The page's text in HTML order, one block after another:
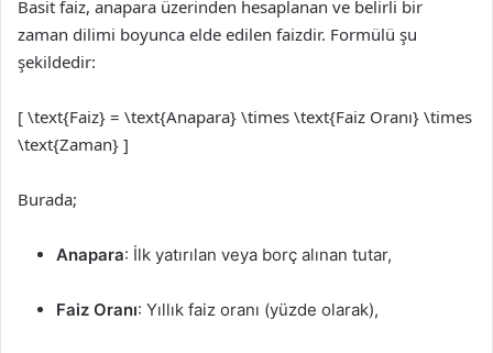
Basit faiz, anapara üzerinden hesaplanan ve belirli bir
zaman dilimi boyunca elde edilen faizdir. Formülü şu
şekildedir:
[ \text{Faiz} = \text{Anapara} \times \text{Faiz Oranı} \times
\text{Zaman} ]
Burada;
Anapara: İlk yatırılan veya borç alınan tutar,
Faiz Oranı: Yıllık faiz oranı (yüzde olarak),